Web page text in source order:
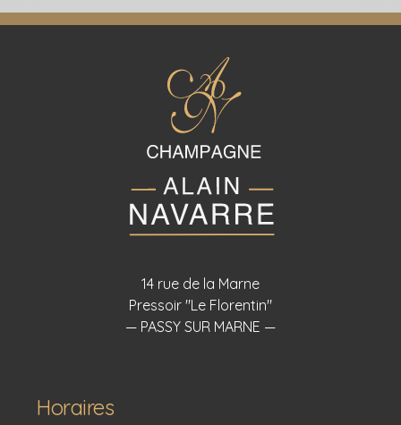
14 rue de la Marne
Pressoir "Le Florentin"
— PASSY SUR MARNE —
Horaires